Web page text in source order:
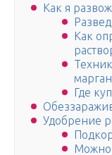
Как я
Как
Где
Удобрение
Можно